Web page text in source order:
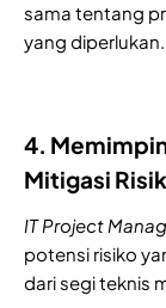
sama tentang
yang diperlukan.
4.
Mitigasi
IT Project
potensi risiko
dari segi teknis